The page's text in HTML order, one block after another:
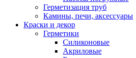
Герметизация труб
Камины, печи, аксессуары
Краски и декор
Герметики
Силиконовые
Акриловые